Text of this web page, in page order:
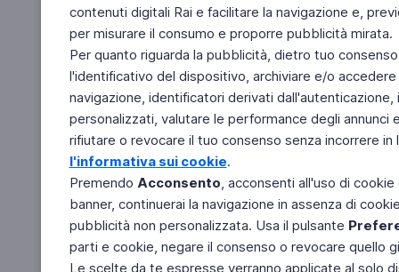
contenuti digitali Rai e facilitare la navigazione e,
per misurare il consumo e proporre pubblicità mirata.
Per quanto riguarda la pubblicità, dietro tuo
l'identificativo del dispositivo, archiviare e/o
navigazione, identificatori derivati
personalizzati, valutare le performance degli
rifiutare o revocare il tuo consenso senza incorrere
l'informativa sui cookie.
Premendo Acconsento, acconsenti all'uso di
banner, continuerai la navigazione in assenza di
pubblicità non personalizzata. Usa il pulsante
parti e cookie, negare il consenso o revocare quello
Le scelte da te espresse verranno applicate al solo